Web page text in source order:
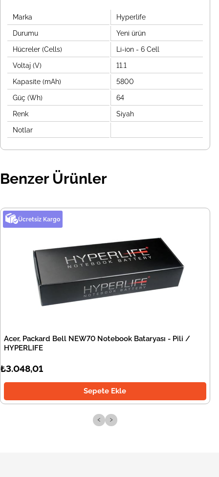
Marka Hyperlife
Durumu Yeni ürün
Hücreler (Cells) Li-ion - 6 Cell
Voltaj (V) 11.1
Kapasite (mAh) 5800
Güç (Wh) 64
Renk Siyah
Notlar
Benzer Ürünler
Ücretsiz Kargo
Acer, Packard Bell NEW70 Notebook Bataryası - Pili /
HYPERLIFE
₺3.048,01
Sepete Ekle
‹ ›